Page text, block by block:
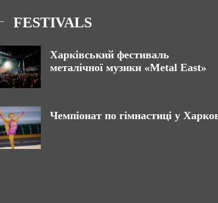
FESTIVALS
Харківський фестиваль
металічної музики «Metal East»
Чемпіонат по гімнастиці у